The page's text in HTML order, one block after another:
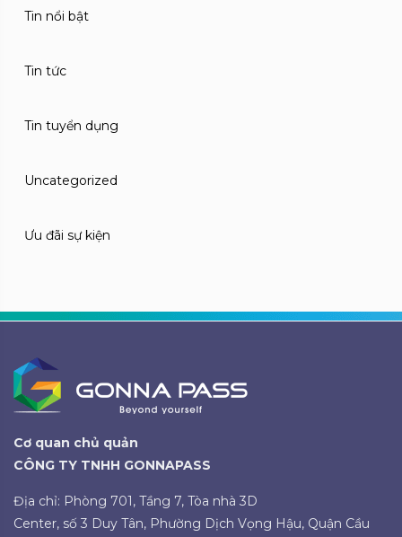
Tin nổi bật
Tin tức
Tin tuyển dụng
Uncategorized
Ưu đãi sự kiện
Cơ quan chủ quản
CÔNG TY TNHH GONNAPASS
Địa chỉ: Phòng 701, Tầng 7, Tòa nhà 3D
Center, số 3 Duy Tân, Phường Dịch Vọng Hậu, Quận Cầu